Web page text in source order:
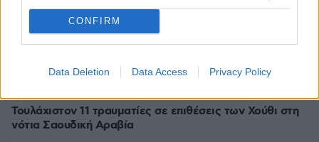
CONFIRM
Data Deletion Data Access Privacy Policy
ΡΟΗ ΕΙΔΗΣΕΩΝ
Ειδήσεις Δημοφιλή Σχολιασμένα
Τουλάχιστον 11 τραυματίες σε επιθέσεις των Χούθι στη
νότια Σαουδική Αραβία
πριν 11 λεπτά